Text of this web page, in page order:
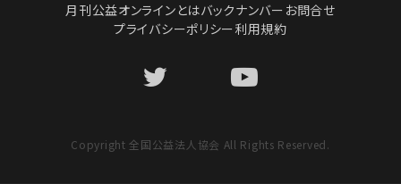
月刊公益オンラインとはバックナンバー お問合せ
プライバシーポリシー利用規約
Copyright 全国公益法人協会 All Rights Reserved.